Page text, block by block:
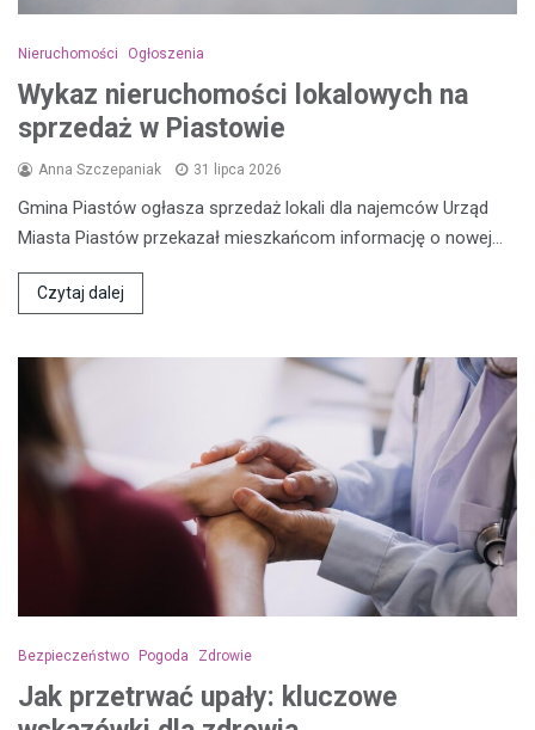
Nieruchomości Ogłoszenia
Wykaz nieruchomości lokalowych na
sprzedaż w Piastowie
Anna Szczepaniak 31 lipca 2026
Gmina Piastów ogłasza sprzedaż lokali dla najemców Urząd
Miasta Piastów przekazał mieszkańcom informację o nowej…
Czytaj dalej
Bezpieczeństwo Pogoda Zdrowie
Jak przetrwać upały: kluczowe